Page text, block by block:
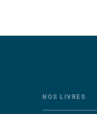
NOS LIVRES